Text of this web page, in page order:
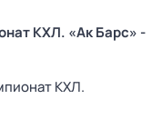
КХЛ. «Ак Барс» -
КХЛ.